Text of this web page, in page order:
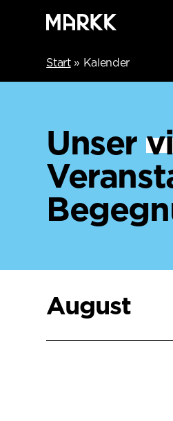
Start» Kalender
Unser
August